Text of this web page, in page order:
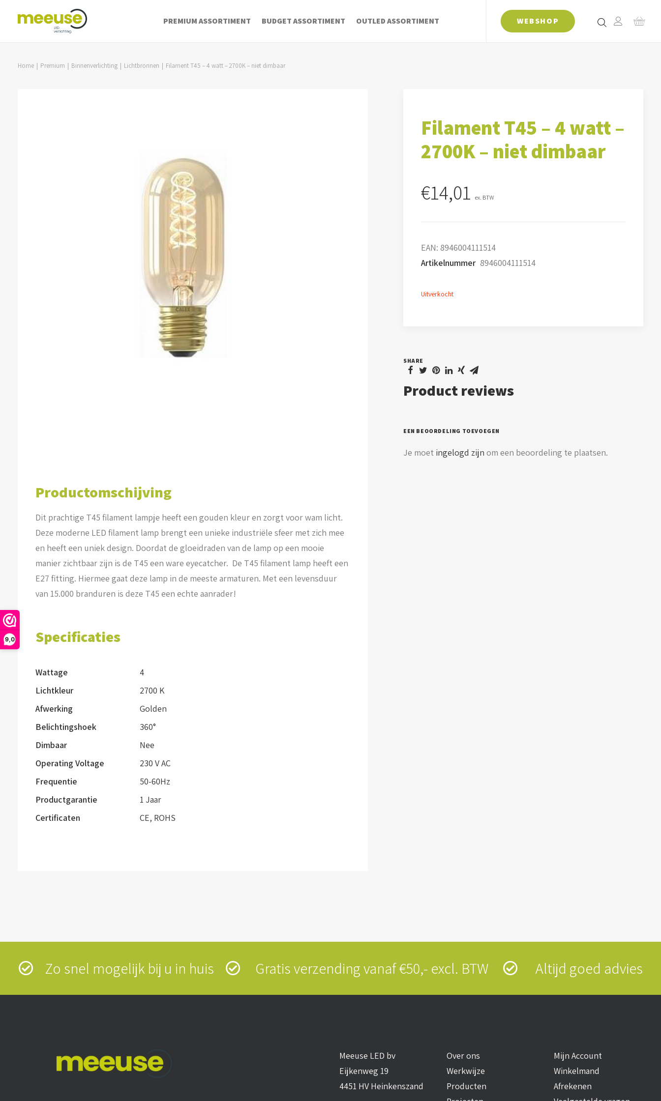
9,0
PREMIUM ASSORTIMENT BUDGET ASSORTIMENT OUTLED ASSORTIMENT WEBSHOP
Home Premium Binnenverlichting Lichtbronnen Filament T45 – 4 watt – 2700K – niet dimbaar
Productomschijving
Dit prachtige T45 filament lampje heeft een gouden kleur en zorgt voor wam licht.
Deze moderne LED filament lamp brengt een unieke industriële sfeer met zich mee
en heeft een uniek design. Doordat de gloeidraden van de lamp op een mooie
manier zichtbaar zijn is de T45 een ware eyecatcher. De T45 filament lamp heeft een
E27 fitting. Hiermee gaat deze lamp in de meeste armaturen. Met een levensduur
van 15.000 branduren is deze T45 een echte aanrader!
Specificaties
Wattage
4
Lichtkleur
2700 K
Afwerking
Golden
Belichtingshoek
360°
Dimbaar
Nee
Operating Voltage
230 V AC
Frequentie
50-60Hz
Productgarantie
1 Jaar
Certificaten
CE, ROHS
Filament T45 – 4 watt –
2700K – niet dimbaar
€14,01 ex. BTW
EAN: 8946004111514
Artikelnummer 8946004111514
Uitverkocht
SHARE
Product reviews
EEN BEOORDELING TOEVOEGEN
Je moet ingelogd zijn om een beoordeling te plaatsen.
Zo snel mogelijk bij u in huis Gratis verzending vanaf €50,- excl. BTW Altijd goed advies
Meeuse LED bv
Eijkenweg 19
4451 HV Heinkenszand
Over ons
Werkwijze
Producten
Mijn Account
Winkelmand
Afrekenen